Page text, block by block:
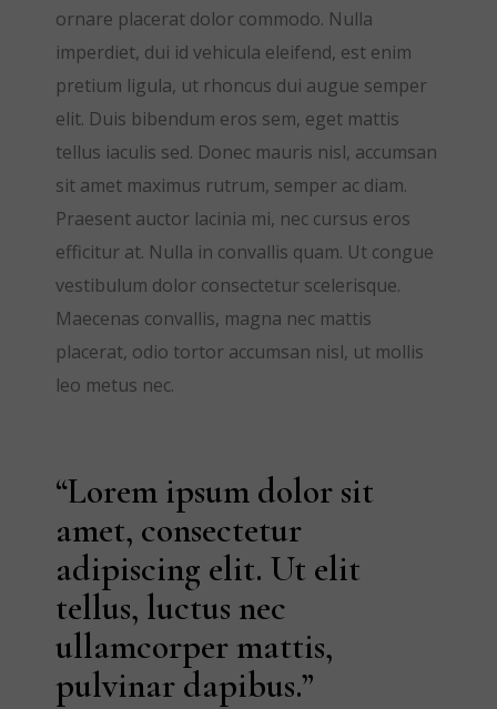
ornare placerat dolor commodo. Nulla
imperdiet, dui id vehicula eleifend, est enim
pretium ligula, ut rhoncus dui augue semper
elit. Duis bibendum eros sem, eget mattis
tellus iaculis sed. Donec mauris nisl, accumsan
sit amet maximus rutrum, semper ac diam.
Praesent auctor lacinia mi, nec cursus eros
efficitur at. Nulla in convallis quam. Ut congue
vestibulum dolor consectetur scelerisque.
Maecenas convallis, magna nec mattis
placerat, odio tortor accumsan nisl, ut mollis
leo metus nec.
“Lorem ipsum dolor sit
amet, consectetur
adipiscing elit. Ut elit
tellus, luctus nec
ullamcorper mattis,
pulvinar dapibus.”